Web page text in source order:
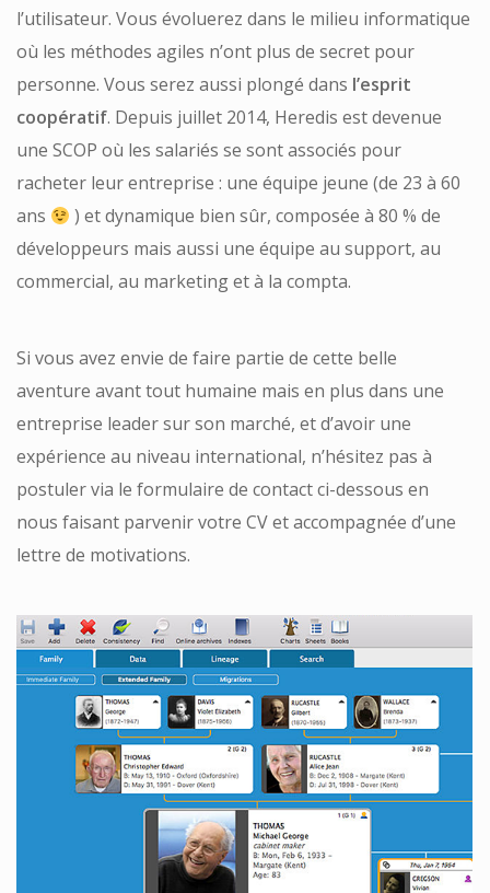
l’utilisateur. Vous évoluerez dans le milieu informatique
où les méthodes agiles n’ont plus de secret pour
personne. Vous serez aussi plongé dans l’esprit
coopératif. Depuis juillet 2014, Heredis est devenue
une SCOP où les salariés se sont associés pour
racheter leur entreprise : une équipe jeune (de 23 à 60
ans
) et dynamique bien sûr, composée à 80 % de
développeurs mais aussi une équipe au support, au
commercial, au marketing et à la compta.
Si vous avez envie de faire partie de cette belle
aventure avant tout humaine mais en plus dans une
entreprise leader sur son marché, et d’avoir une
expérience au niveau international, n’hésitez pas à
postuler via le formulaire de contact ci-dessous en
nous faisant parvenir votre CV et accompagnée d’une
lettre de motivations.